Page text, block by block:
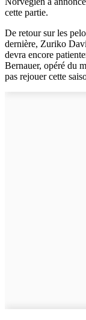
cette partie.
De retour sur les
dernière, Zuriko
devra encore
Bernauer, opéré du
pas rejouer cette